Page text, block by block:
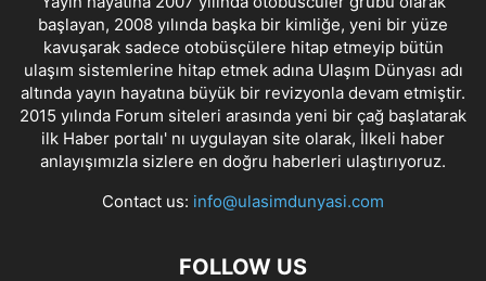
başlayan, 2008 yılında başka bir kimliğe, yeni bir yüze
kavuşarak sadece otobüsçülere hitap etmeyip bütün
ulaşım sistemlerine hitap etmek adına Ulaşım Dünyası adı
altında yayın hayatına büyük bir revizyonla devam etmiştir.
2015 yılında Forum siteleri arasında yeni bir çağ başlatarak
ilk Haber portalı' nı uygulayan site olarak, İlkeli haber
anlayışımızla sizlere en doğru haberleri ulaştırıyoruz.
Contact us: info@ulasimdunyasi.com
FOLLOW US